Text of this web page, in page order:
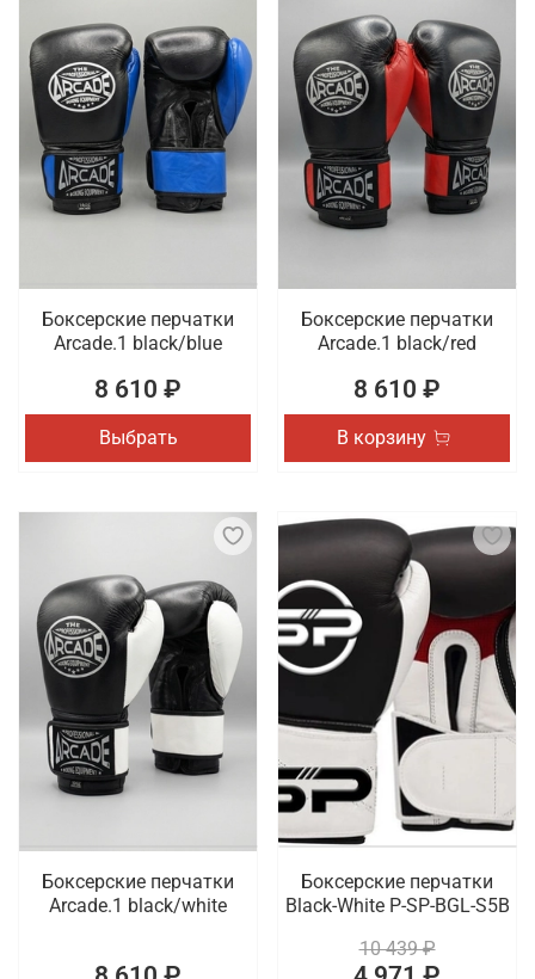
Боксерские перчатки
Arcade.1 black/blue
8 610 ₽
Выбрать
Боксерские перчатки
Arcade.1 black/red
8 610 ₽
В корзину
Боксерские перчатки
Arcade.1 black/white
Боксерские перчатки
Black-White P-SP-BGL-S5B
10 439 ₽